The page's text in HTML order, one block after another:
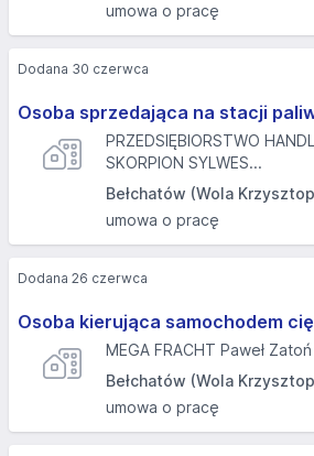
umowa o pracę
Osoba sprzedająca na stacji
PRZEDSIĘBIORSTWO
SKORPION SYLWES...
Bełchatów (Wola
umowa o pracę
Dodana 30 czerwca
Osoba kierująca samochodem
MEGA FRACHT Paweł Zatoń
Bełchatów (Wola
umowa o pracę
Dodana 26 czerwca